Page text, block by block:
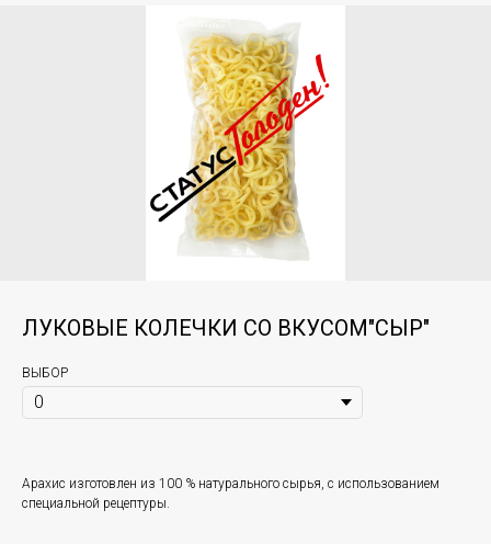
ЛУКОВЫЕ КОЛЕЧКИ СО ВКУСОМ"СЫР"
ВЫБОР
Арахис изготовлен из 100 % натурального сырья, с использованием
специальной рецептуры.